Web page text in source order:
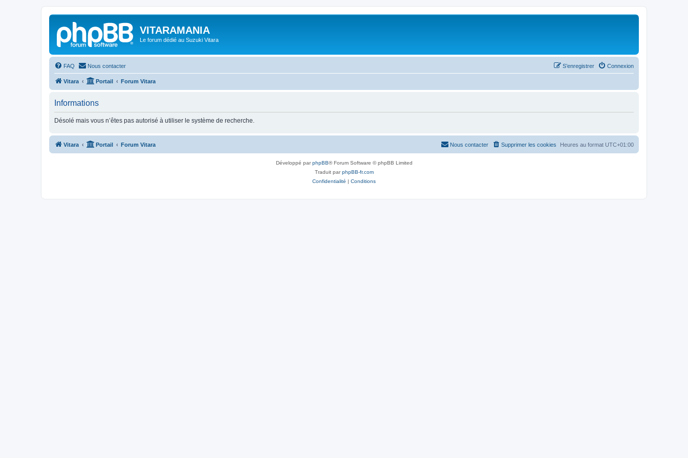
VITARAMANIA
Le forum dédié au Suzuki Vitara
FAQ Nous contacter Connexion
S’enregistrer
Vitara Portail Forum Vitara
Informations
Désolé mais vous n’êtes pas autorisé à utiliser le système de recherche.
Vitara Portail Forum Vitara Heures au format UTC+01:00
Supprimer les cookies
Nous contacter
Développé parphpBB® Forum Software © phpBB Limited
Traduit parphpBB-fr.com
Confidentialité | Conditions